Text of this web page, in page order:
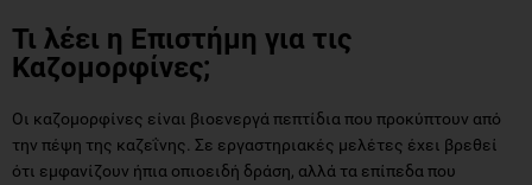
Τι λέει η Επιστήμη για τις
Καζομορφίνες;
Οι καζομορφίνες είναι βιοενεργά πεπτίδια που προκύπτουν από
την πέψη της καζεΐνης. Σε εργαστηριακές μελέτες έχει βρεθεί
ότι εμφανίζουν ήπια οπιοειδή δράση, αλλά τα επίπεδα που